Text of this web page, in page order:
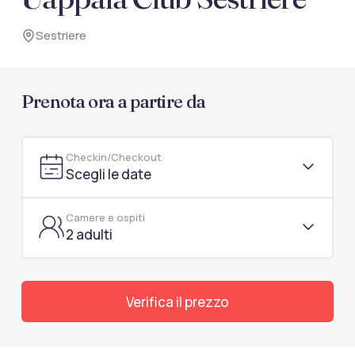
documenti di viaggio.
Sestriere
Prenota ora a partire da
Checkin/Checkout
Scegli le date
Camere e ospiti
2 adulti
Verifica il prezzo